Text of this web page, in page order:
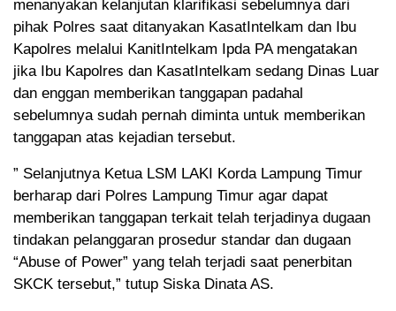
menanyakan kelanjutan klarifikasi sebelumnya dari
pihak Polres saat ditanyakan KasatIntelkam dan Ibu
Kapolres melalui KanitIntelkam Ipda PA mengatakan
jika Ibu Kapolres dan KasatIntelkam sedang Dinas Luar
dan enggan memberikan tanggapan padahal
sebelumnya sudah pernah diminta untuk memberikan
tanggapan atas kejadian tersebut.
” Selanjutnya Ketua LSM LAKI Korda Lampung Timur
berharap dari Polres Lampung Timur agar dapat
memberikan tanggapan terkait telah terjadinya dugaan
tindakan pelanggaran prosedur standar dan dugaan
“Abuse of Power” yang telah terjadi saat penerbitan
SKCK tersebut,” tutup Siska Dinata AS.